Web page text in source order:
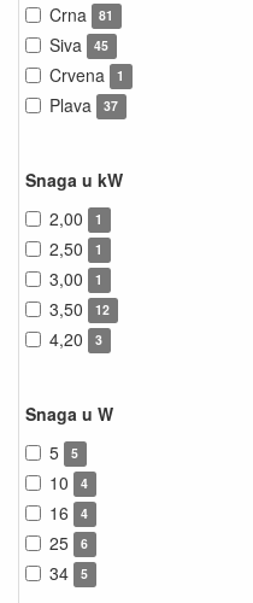
Crna 81
Siva 45
Crvena 1
Plava 37
Snaga u kW
2,00
1
2,50 1
3,00 1
3,50 12
4,20 3
Snaga u W
5
5
10 4
16 4
25 6
34 5